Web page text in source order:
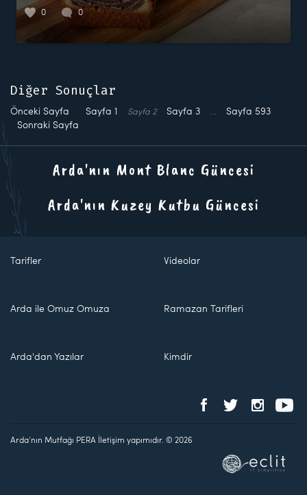
0 0
Diğer Sonuçlar
Önceki Sayfa Sayfa 1 Sayfa 2 Sayfa 3 … Sayfa 593
Sonraki Sayfa
Arda'nın Mont Blanc Güncesi
Arda'nın Kuzey Kutbu Güncesi
Tarifler Videolar
Arda ile Omuz Omuza Ramazan Tarifleri
Arda'dan Yazılar Kimdir
Arda'nın Mutfağı PERA İletişim yapımıdır. © 2026